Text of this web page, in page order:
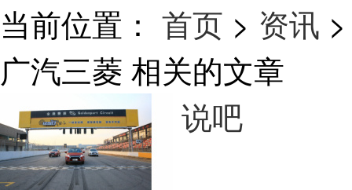
当前位置： 首页 > 资讯 >
广汽三菱 相关的文章
说吧